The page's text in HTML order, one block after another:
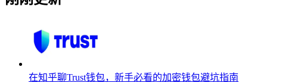
在知乎聊Trust钱包，新手必看的加密钱包避坑指南